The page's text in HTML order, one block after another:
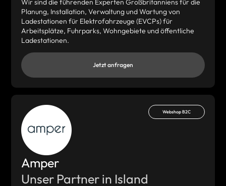
Wir sind die führenden Experten Großbritanniens für die
Planung, Installation, Verwaltung und Wartung von
Ladestationen für Elektrofahrzeuge (EVCPs) für
Arbeitsplätze, Fuhrparks, Wohngebiete und öffentliche
Ladestationen.
Jetzt anfragen
Webshop B2C
Amper
Unser Partner in Island